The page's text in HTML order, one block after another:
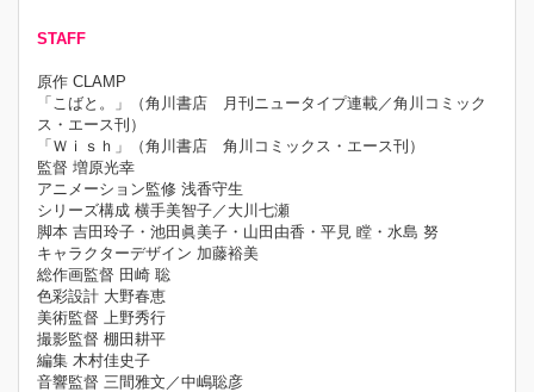
STAFF
原作 CLAMP
「こばと。」（角川書店 月刊ニュータイプ連載／角川コミック
ス・エース刊）
「Ｗｉｓｈ」（角川書店 角川コミックス・エース刊）
監督 増原光幸
アニメーション監修 浅香守生
シリーズ構成 横手美智子／大川七瀬
脚本 吉田玲子・池田眞美子・山田由香・平見 瞠・水島 努
キャラクターデザイン 加藤裕美
総作画監督 田崎 聡
色彩設計 大野春恵
美術監督 上野秀行
撮影監督 棚田耕平
編集 木村佳史子
音響監督 三間雅文／中嶋聡彦